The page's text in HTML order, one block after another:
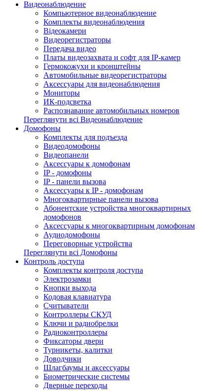
Видеонаблюдение
Компьютерное видеонаблюдение
Комплекты видеонаблюдения
Відеокамери
Видеорегистраторы
Передача видео
Платы видеозахвата и софт для IP-камер
Гермокожухи и кронштейны
Автомобильные видеорегистраторы
Аксессуары для видеонаблюдения
Мониторы
ИК-подсветка
Распознавание автомобильных номеров
Переглянути всі Видеонаблюдение
Домофоны
Комплекты для подъезда
Видеодомофоны
Видеопанели
Аксессуары к домофонам
IP - домофоны
IP - панели вызова
Аксессуары к IP - домофонам
Многоквартирные панели вызова
Абонентские устройства многоквартирных
домофонов
Аксессуары к многоквартирным домофонам
Аудиодомофоны
Переговорные устройства
Переглянути всі Домофоны
Контроль доступа
Комплекты контроля доступа
Электрозамки
Кнопки выхода
Кодовая клавиатура
Считыватели
Контроллеры СКУД
Ключи и радиобрелки
Радиоконтроллеры
Фиксаторы двери
Турникеты, калитки
Доводчики
Шлагбаумы и аксессуары
Биометрические системы
Дверные переходы